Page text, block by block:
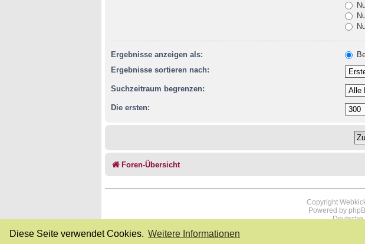
Diese Seite verwendet Cookies. Weitere Informationen
Ergebnisse anzeigen als:
Ergebnisse sortieren nach:
Suchzeitraum begrenzen:
Die ersten:
Foren-Übersicht
Copyright
Powered by